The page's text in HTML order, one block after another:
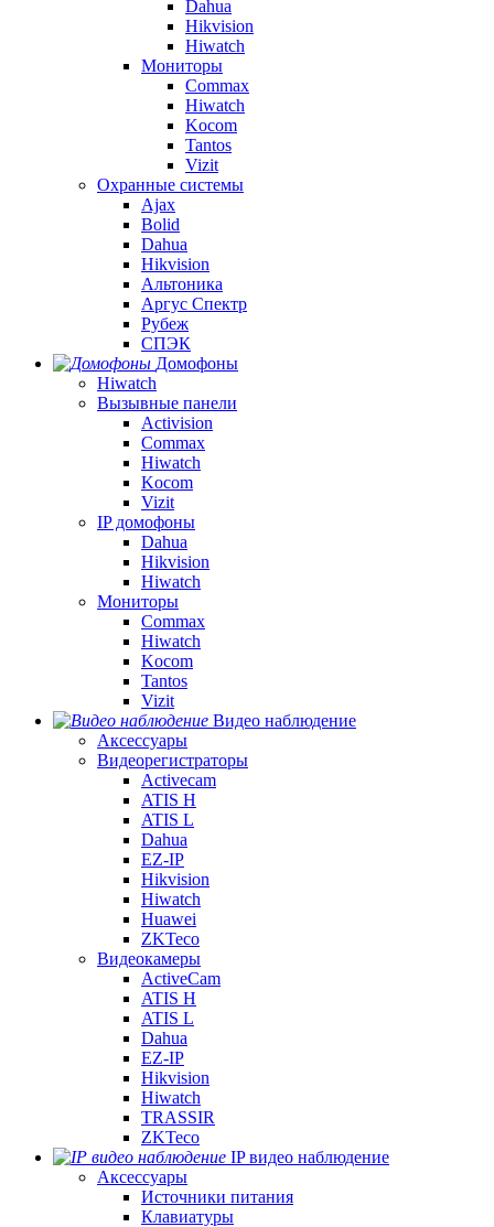
Dahua
Hikvision
Hiwatch
Мониторы
Commax
Hiwatch
Kocom
Tantos
Vizit
Охранные системы
Ajax
Bolid
Dahua
Hikvision
Альтоника
Аргус Спектр
Рубеж
СПЭК
Домофоны
Hiwatch
Вызывные панели
Activision
Commax
Hiwatch
Kocom
Vizit
IP домофоны
Dahua
Hikvision
Hiwatch
Мониторы
Commax
Hiwatch
Kocom
Tantos
Vizit
Видео наблюдение
Аксессуары
Видеорегистраторы
Activecam
ATIS H
ATIS L
Dahua
EZ-IP
Hikvision
Hiwatch
Huawei
ZKTeco
Видеокамеры
ActiveCam
ATIS H
ATIS L
Dahua
EZ-IP
Hikvision
Hiwatch
TRASSIR
ZKTeco
IP видео наблюдение
Аксессуары
Источники питания
Клавиатуры